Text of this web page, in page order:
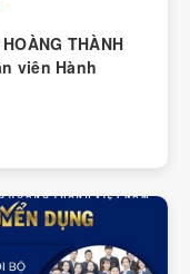
THÀNH
viên Hành